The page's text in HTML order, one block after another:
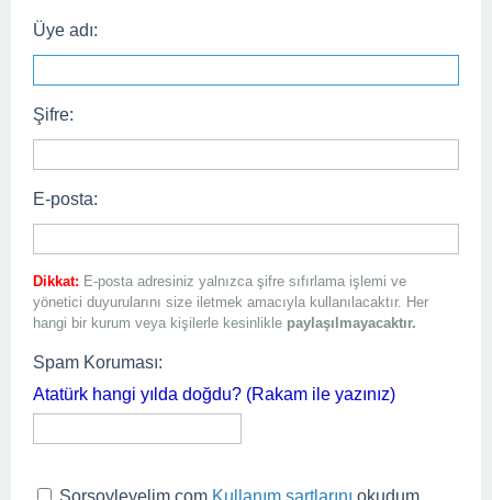
Üye adı:
Şifre:
E-posta:
Dikkat: E-posta adresiniz yalnızca şifre sıfırlama işlemi ve
yönetici duyurularını size iletmek amacıyla kullanılacaktır. Her
hangi bir kurum veya kişilerle kesinlikle paylaşılmayacaktır.
Spam Koruması:
Atatürk hangi yılda doğdu? (Rakam ile yazınız)
Sorsoyleyelim.com Kullanım şartlarını okudum,